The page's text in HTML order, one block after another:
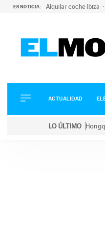
ES NOTICIA: Alquilar coche Ibiza
ELÉCTRICOS
CONDUCIR
ACTUALIDAD
LO ÚLTIMO